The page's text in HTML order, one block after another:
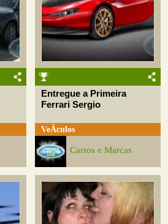
Entregue a Primeira
Ferrari Sergio
VeÃ­culos
Carros e Marcas